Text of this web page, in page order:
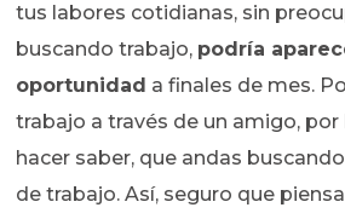
tus labores cotidianas, sin
buscando trabajo, podría
oportunidad a finales de mes.
trabajo a través de un amigo,
hacer saber, que andas
de trabajo. Así, seguro que